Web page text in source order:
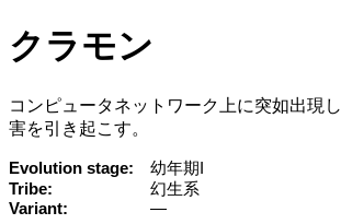
クラモン
コンピュータネットワーク上に突如出現
害を引き起こす。
Evolution stage
幼年期I
Tribe
幻生系
Variant
—